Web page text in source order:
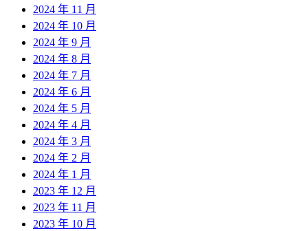
2024 年 11 月
2024 年 10 月
2024 年 9 月
2024 年 8 月
2024 年 7 月
2024 年 6 月
2024 年 5 月
2024 年 4 月
2024 年 3 月
2024 年 2 月
2024 年 1 月
2023 年 12 月
2023 年 11 月
2023 年 10 月